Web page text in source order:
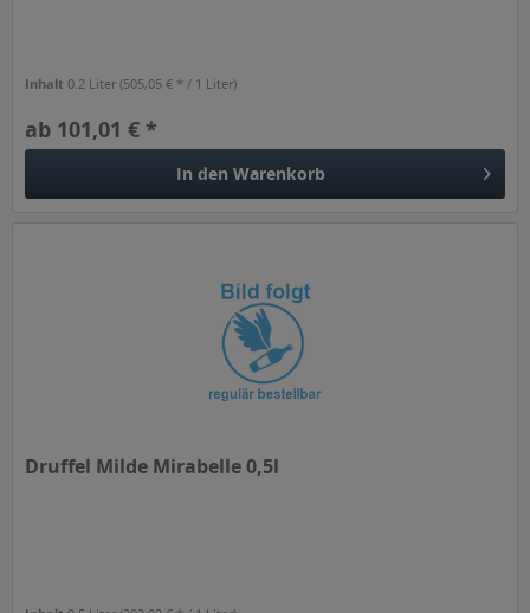
Inhalt0.2 Liter(505,05 € * / 1 Liter)
ab 101,01 € *
In den Warenkorb
Druffel Milde Mirabelle 0,5l